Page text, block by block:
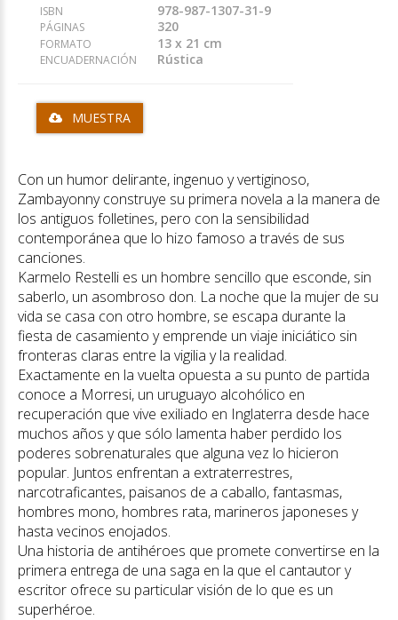
ISBN 978-987-1307-31-9
PÁGINAS 320
FORMATO 13 x 21 cm
ENCUADERNACIÓN Rústica
MUESTRA
Con un humor delirante, ingenuo y vertiginoso,
Zambayonny construye su primera novela a la manera de
los antiguos folletines, pero con la sensibilidad
contemporánea que lo hizo famoso a través de sus
canciones.
Karmelo Restelli es un hombre sencillo que esconde, sin
saberlo, un asombroso don. La noche que la mujer de su
vida se casa con otro hombre, se escapa durante la
fiesta de casamiento y emprende un viaje iniciático sin
fronteras claras entre la vigilia y la realidad.
Exactamente en la vuelta opuesta a su punto de partida
conoce a Morresi, un uruguayo alcohólico en
recuperación que vive exiliado en Inglaterra desde hace
muchos años y que sólo lamenta haber perdido los
poderes sobrenaturales que alguna vez lo hicieron
popular. Juntos enfrentan a extraterrestres,
narcotraficantes, paisanos de a caballo, fantasmas,
hombres mono, hombres rata, marineros japoneses y
hasta vecinos enojados.
Una historia de antihéroes que promete convertirse en la
primera entrega de una saga en la que el cantautor y
escritor ofrece su particular visión de lo que es un
superhéroe.